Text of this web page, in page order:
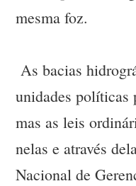
mesma foz.
As bacias
unidades políticas
mas as leis
nelas e através
Nacional de